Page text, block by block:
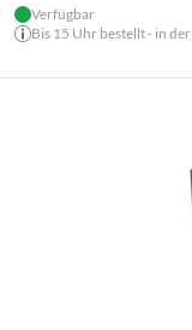
Verfügbar
Bis 15 Uhr bestellt - in